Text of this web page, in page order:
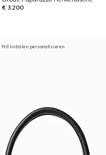
€ 3.200
Mit Initialen personalisieren